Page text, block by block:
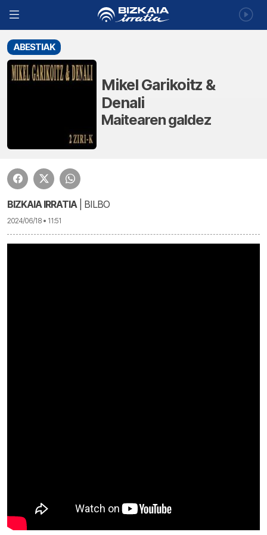
ABESTIAK
Mikel Garikoitz &
Denali
Maitearen galdez
BIZKAIA IRRATIA| BILBO
2024/06/18 • 11:51